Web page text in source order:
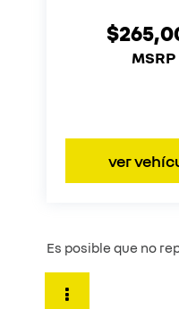
MSRP
ver
Es posible que no